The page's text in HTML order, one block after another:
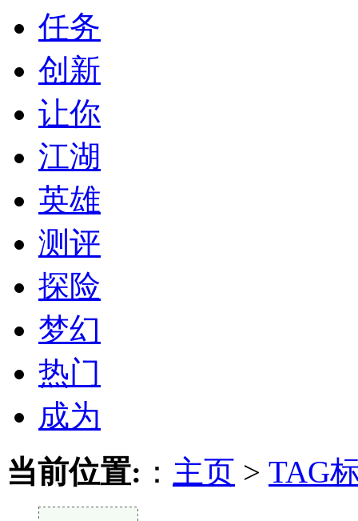
任务
创新
让你
江湖
英雄
测评
探险
梦幻
热门
成为
当前位置: ： 主页 > TAG